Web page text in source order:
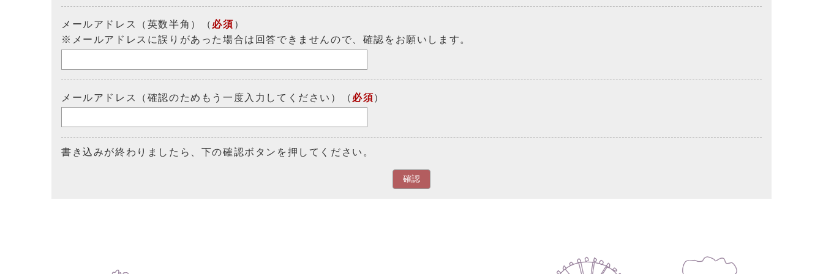
メールアドレス（英数半角）（ 必須 ）
※メールアドレスに誤りがあった場合は回答できませんので、確認をお願いします。
メールアドレス（確認のためもう一度入力してください）（ 必須）
書き込みが終わりましたら、下の確認ボタンを押してください。
確認